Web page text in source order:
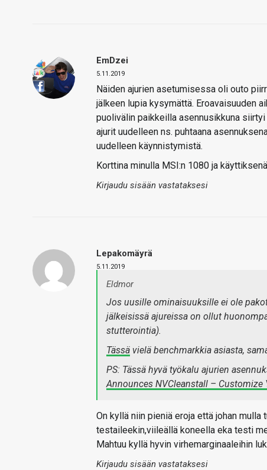
EmDzei
5.11.2019
Näiden ajurien asetumisessa oli outo
jälkeen lupia kysymättä. Eroavaisuuden
puolivälin paikkeilla asennusikkuna
ajurit uudelleen ns. puhtaana
uudelleen käynnistymistä.
Korttina minulla MSI:n 1080 ja
Kirjaudu sisään vastataksesi
Lepakomäyrä
5.11.2019
Eldmor
Jos uusille ominaisuuksille ei ole
jälkeisissä ajureissa on ollut
stutterointia).
Tässä vielä benchmarkkia asiasta,
PS: Tässä hyvä työkalu ajurien
Announces NVCleanstall – Customize
On kyllä niin pieniä eroja että johan
testaileekin,viileällä koneella eka testi
Mahtuu kyllä hyvin virhemarginaaleihin
Kirjaudu sisään vastataksesi